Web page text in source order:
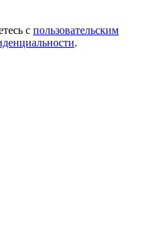
с пользовательским
.